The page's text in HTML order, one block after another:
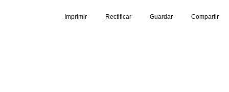
Imprimir Rectificar Guardar Compartir